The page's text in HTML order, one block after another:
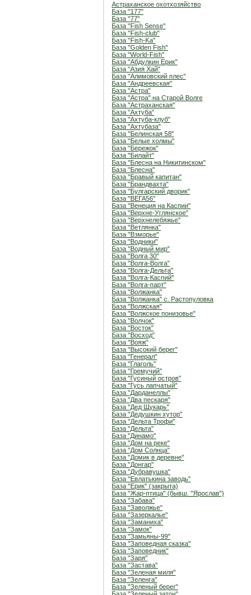
Астраханское охотхозяйство
База "177"
База "77"
База "Fish Sense"
База "Fish-club"
База "Fish-Ka"
База "Golden Fish"
База "World-Fish"
База "Абдулкин Ерик"
База "Азия Хай"
База "Алимовский плес"
База "Андреевская"
База "Астра"
База "Астра" на Старой Волге
База "Астраханская"
База "Ахтуба"
База "Ахтуба-клуб"
База "Ахтубаза"
База "Белинская 58"
База "Белые холмы"
База "Бережок"
База "Билайт"
База "Блесна на Никитинском"
База "Блесна"
База "Бравый капитан"
База "Брандвахта"
База "Булгарский дворик"
База "ВЕГА56"
База "Венеция на Каспии"
База "Верхне-Углянское"
База "Верхнелебяжье"
База "Ветлянка"
База "Взморье"
База "Водники"
База "Водный мир"
База "Волга 30"
База "Волга-Волга"
База "Волга-Дельта"
База "Волга-Каспий"
База "Волга-парт"
База "Волжанка"
База "Волжанка" с. Растопуловка
База "Волжская"
База "Волжское понизовье"
База "Волчок"
База "Восток"
База "Восход"
База "Вояж"
База "Высокий берег"
База "Генерал"
База "Глаголь"
База "Гремучий"
База "Гусиный остров"
База "Гусь лапчатый"
База "Дарданеллы"
База "Два пескаря"
База "Дед Щукарь"
База "Дедушкин хутор"
База "Дельта Трофи"
База "Дельта"
База "Динамо"
База "Дом на реке"
База "Дом Солнца"
База "Домик в деревне"
База "Донгар"
База "Дубравушка"
База "Евлатькина заводь"
База "Ерик" (закрыта)
База "Жар-птица" (бывш. "Ярослав")
База "Забава"
База "Заволжье"
База "Зазеркалье"
База "Заманиха"
База "Замок"
База "Замьяны-99"
База "Заповедная сказка"
База "Заповедник"
База "Заря"
База "Застава"
База "Зеленая миля"
База "Зеленга"
База "Зеленый берег"